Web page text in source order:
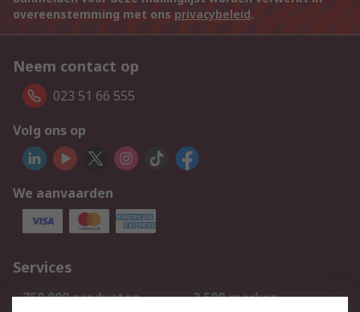
overeenstemming met ons privacybeleid.
Neem contact op
023 51 66 555
Volg ons op
We aanvaarden
Services
750.000 producten
2.500 merken